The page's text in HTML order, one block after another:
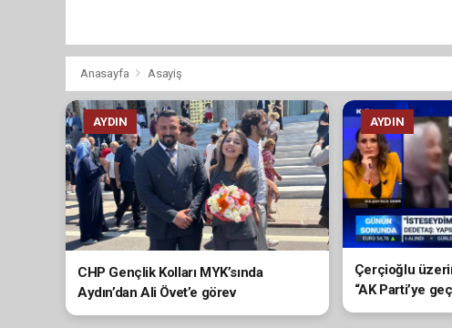
Anasayfa Asayiş
AYDIN
CHP Gençlik Kolları MYK’sında
Aydın’dan Ali Övet’e görev
AYDIN
Çerçioğlu
“AK Parti’ye
yargılama da